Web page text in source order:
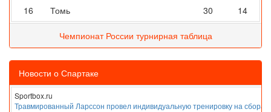
16
Томь 30 14
Чемпионат России турнирная таблица
Новости о Спартаке
Sportbox.ru
Травмированный Ларссон провел индивидуальную тренировку на